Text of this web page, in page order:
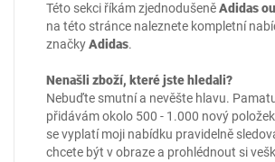
Této sekci říkám zjednodušeněAdidas
na této stránce naleznete kompletní
značkyAdidas.
Nenašli zboží, které jste hledali?
Nebuďte smutní a nevěšte hlavu.
přidávám okolo 500 - 1.000 nový
se vyplatí moji nabídku pravidelně
chcete být v obraze a prohlédnout si